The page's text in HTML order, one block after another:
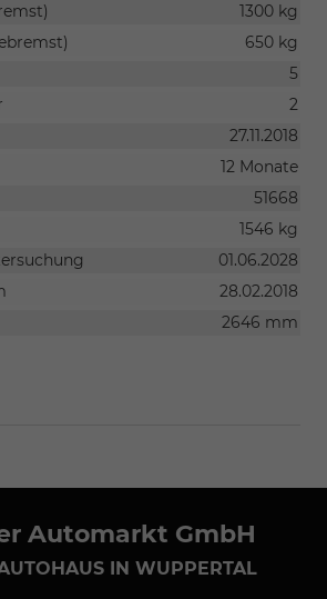
1300 kg
650 kg
5
2
27.11.2018
12 Monate
51668
1546 kg
01.06.2028
28.02.2018
2646 mm
Automarkt GmbH
IN WUPPERTAL